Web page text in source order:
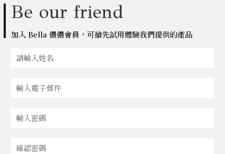
Be our friend
加入 Bella 儂儂會員，可搶先試用體驗我們提供的產品